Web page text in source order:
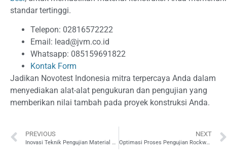
standar tertinggi.
Telepon: 02816572222
Email: lead@jvm.co.id
Whatsapp: 085159691822
Kontak Form
Jadikan Novotest Indonesia mitra terpercaya Anda dalam
menyediakan alat-alat pengukuran dan pengujian yang
memberikan nilai tambah pada proyek konstruksi Anda.
PREVIOUS
Inovasi Teknik Pengujian Material Logam dalam Konteks Industri Manufaktur
NEXT
Optimasi Proses Pengujian Rockwell untuk Peningkatan Akurasi Hasil pada Material Logam